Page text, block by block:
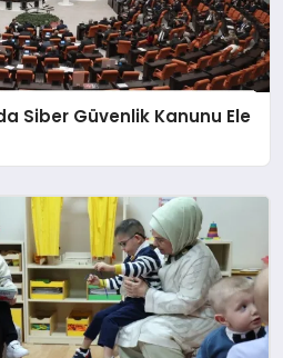
Siber Güvenlik Kanunu Ele